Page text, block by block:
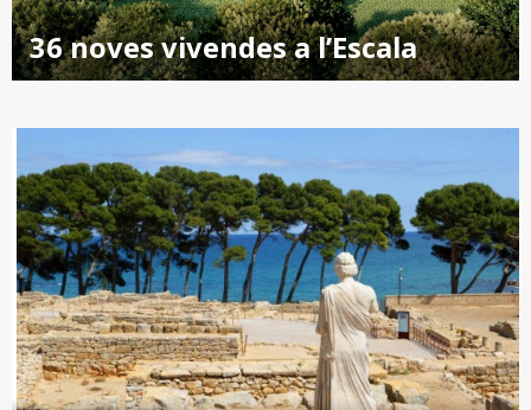
36 noves vivendes a l’Escala